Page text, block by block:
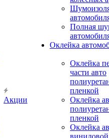
Акции
Полная
Оклейка
Оклейка
части авто
пленкой
Оклейка
пленкой
Оклейка